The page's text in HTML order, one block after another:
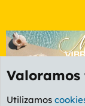
Utilizamos